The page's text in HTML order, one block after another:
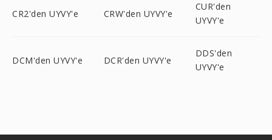
CR2'den UYVY'e CRW'den UYVY'e
CUR'den
UYVY'e
DCM'den UYVY'e DCR'den UYVY'e
DDS'den
UYVY'e